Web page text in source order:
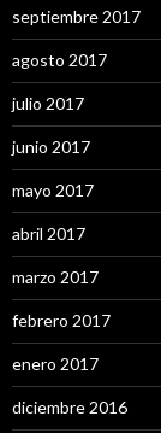
septiembre 2017
agosto 2017
julio 2017
junio 2017
mayo 2017
abril 2017
marzo 2017
febrero 2017
enero 2017
diciembre 2016